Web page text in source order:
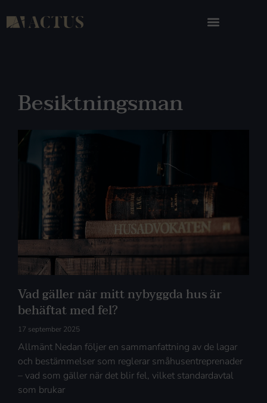
Besiktningsman
Vad gäller när mitt nybyggda hus är
behäftat med fel?
17 september 2025
Allmänt Nedan följer en sammanfattning av de lagar
och bestämmelser som reglerar småhusentreprenader
– vad som gäller när det blir fel, vilket standardavtal
som brukar